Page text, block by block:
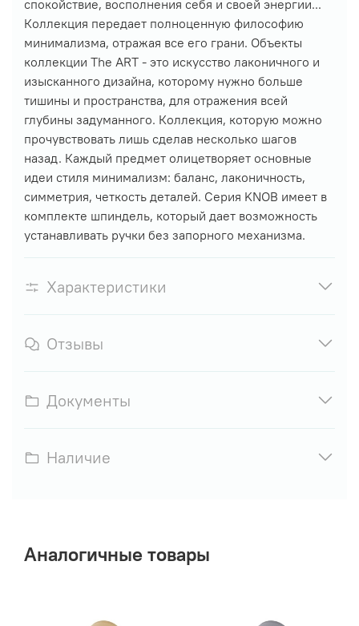
спокойствие, восполнения себя и своей энергии...
Коллекция передает полноценную философию
минимализма, отражая все его грани. Объекты
коллекции The ART - это искусство лаконичного и
изысканного дизайна, которому нужно больше
тишины и пространства, для отражения всей
глубины задуманного. Коллекция, которую можно
прочувствовать лишь сделав несколько шагов
назад. Каждый предмет олицетворяет основные
идеи стиля минимализм: баланс, лаконичность,
симметрия, четкость деталей. Серия KNOB имеет в
комплекте шпиндель, который дает возможность
устанавливать ручки без запорного механизма.
Характеристики
Отзывы
Документы
Наличие
Аналогичные товары